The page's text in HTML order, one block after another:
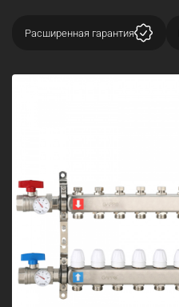
Расширенная гарантия